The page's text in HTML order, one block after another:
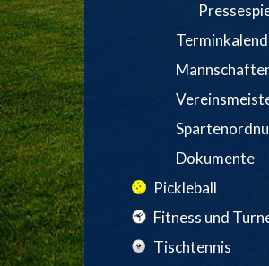
Dokumente
Pickleball
Fitness und
Tischtennis